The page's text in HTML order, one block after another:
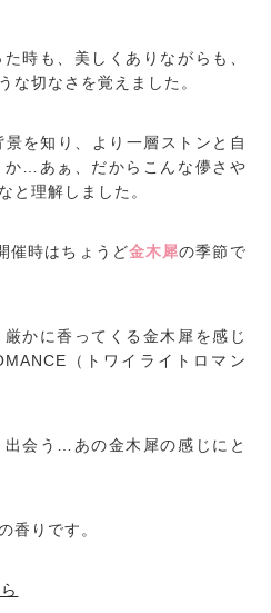
時も、美しくありながらも、
な切なさを覚えました。
景を知り、より一層ストンと自
か…あぁ、だからこんな儚さや
と理解しました。
催時はちょうど金木犀の季節で
かに香ってくる金木犀を感じ
（トワイライトロマン
会う…あの金木犀の感じにと
香りです。